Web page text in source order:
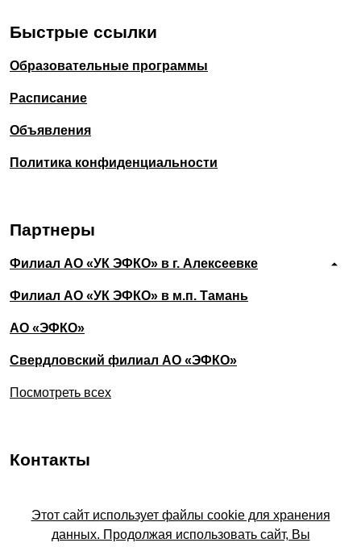
Быстрые ссылки
Образовательные программы
Расписание
Объявления
Политика конфиденциальности
Партнеры
Филиал АО «УК ЭФКО» в г. Алексеевке
Филиал АО «УК ЭФКО» в м.п. Тамань
АО «ЭФКО»
Свердловский филиал АО «ЭФКО»
Посмотреть всех
Контакты
Белгородская область, Алексеевка, улица
Тимирязева, 3А
Этот сайт использует файлы cookie для хранения
данных. Продолжая использовать сайт, Вы